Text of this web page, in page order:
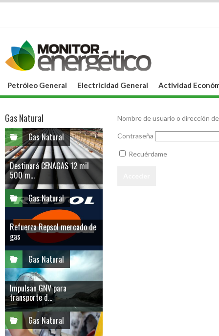
Petróleo General Electricidad General Actividad
Nombre de usuario o dirección
Contraseña
Recuérdame
Gas Natural
Gas Natural
Destinará CENAGAS 12 mil
500 m...
Gas Natural
Refuerza Repsol mercado de
gas
Gas Natural
Impulsan GNV para
transporte d...
Gas Natural